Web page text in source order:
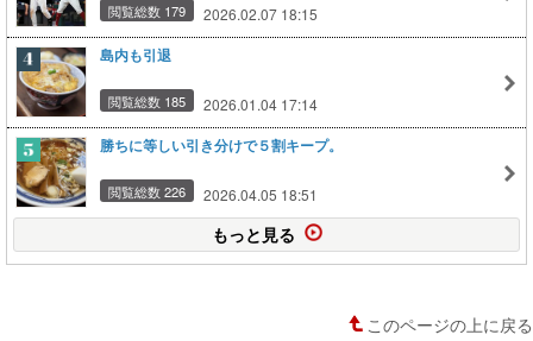
閲覧総数 179 2026.02.07 18:15
島内も引退
閲覧総数 185 2026.01.04 17:14
勝ちに等しい引き分けで５割キープ。
閲覧総数 226 2026.04.05 18:51
もっと見る
このページの上に戻る